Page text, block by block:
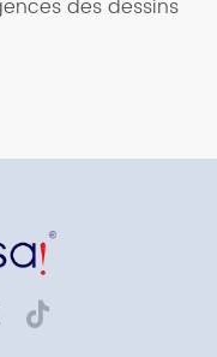
des dessins